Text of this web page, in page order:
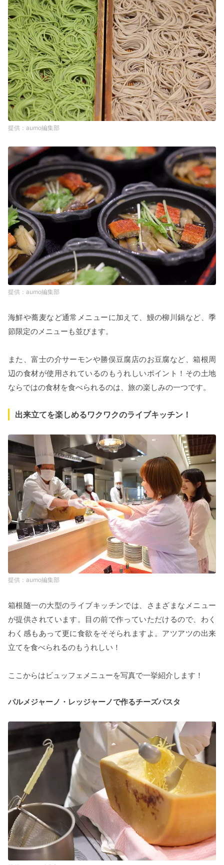
aumo編集部
aumo編集部
海鮮や蕎麦など通常メニューに加えて、鰻の柳川鍋など、季
節限定のメニューも並びます。
また、富士の介サーモンや勝俣豆腐店のお豆腐など、箱根周
辺の食材が使用されているのもうれしいポイント！その土地
ならではの食材を食べられるのは、旅の楽しみの一つです。
出来立てを楽しめるワクワクのライブキッチン！
aumo編集部
箱根随一の大型のライブキッチンでは、さまざまなメニュー
が提供されています。目の前で作っていただけるので、わく
わく感もあって更に食欲をそそられますよ。アツアツの出来
立てを食べられるのもうれしい！
ここからはビュッフェメニューを写真で一挙紹介します！
パルメジャーノ・レッジャーノで作るチーズパスタ